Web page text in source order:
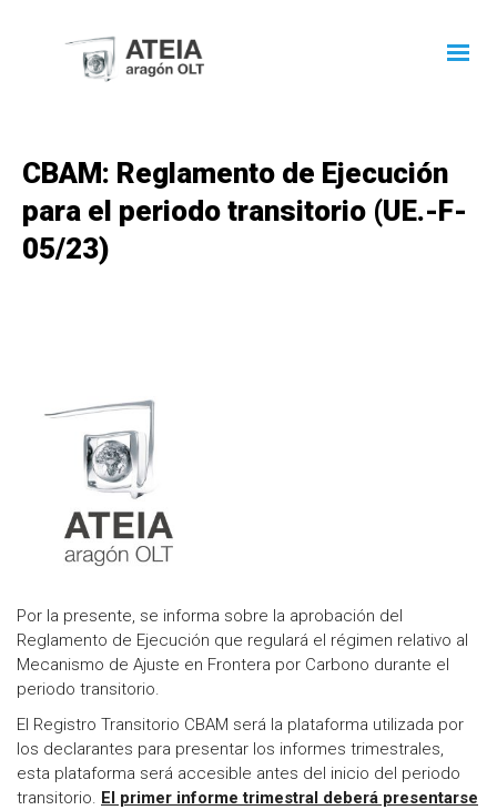
CBAM: Reglamento de Ejecución
para el periodo transitorio (UE.-F-
05/23)
Por la presente, se informa sobre la aprobación del
Reglamento de Ejecución que regulará el régimen relativo al
Mecanismo de Ajuste en Frontera por Carbono durante el
periodo transitorio.
El Registro Transitorio CBAM será la plataforma utilizada por
los declarantes para presentar los informes trimestrales,
esta plataforma será accesible antes del inicio del periodo
transitorio. El primer informe trimestral deberá presentarse